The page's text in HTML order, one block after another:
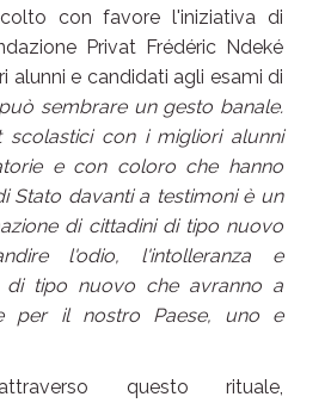
con favore l'iniziativa di
Privat Frédéric Ndeké
alunni e candidati agli esami di
sembrare un gesto banale.
scolastici con i migliori alunni
e con coloro che hanno
Stato davanti a testimoni è un
di cittadini di tipo nuovo
l'odio, l'intolleranza e
di tipo nuovo che avranno a
per il nostro Paese, uno e
questo rituale,